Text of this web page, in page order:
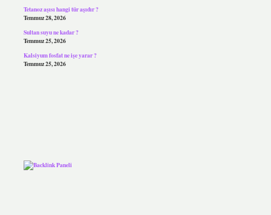
Tetanoz aşısı hangi tür aşıdır ?
Temmuz 28, 2026
Sultan suyu ne kadar ?
Temmuz 25, 2026
Kalsiyum fosfat ne işe yarar ?
Temmuz 25, 2026